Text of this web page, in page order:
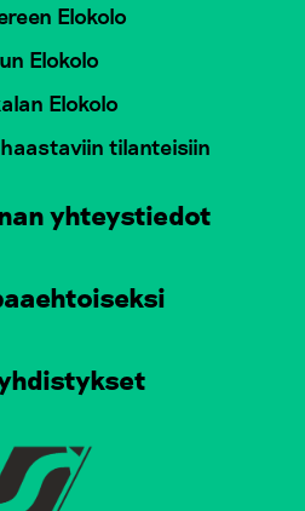
Elokolo
Elokolo
Elokolo
tilanteisiin
yhteystiedot